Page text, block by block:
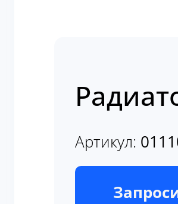
Артикул:
В наличии